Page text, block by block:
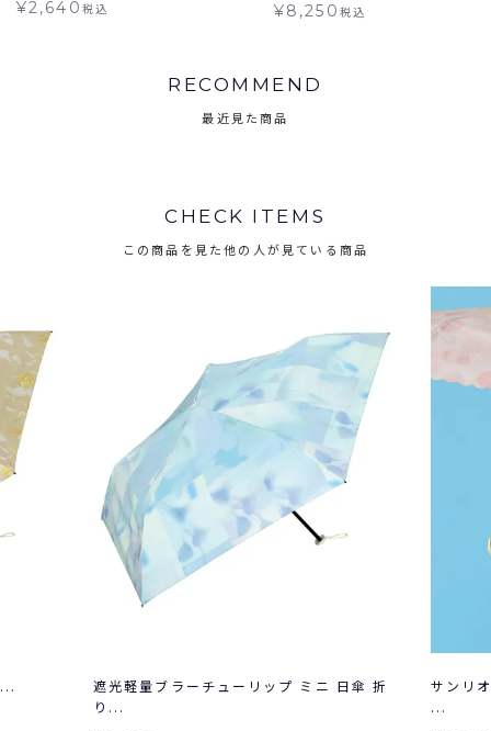
¥2,640 税込 ¥8,250 税込
RECOMMEND
最近見た商品
CHECK ITEMS
この商品を見た他の人が見ている商品
遮光軽量ブラーチューリップ ミニ 日傘 折
り...
サンリ
...